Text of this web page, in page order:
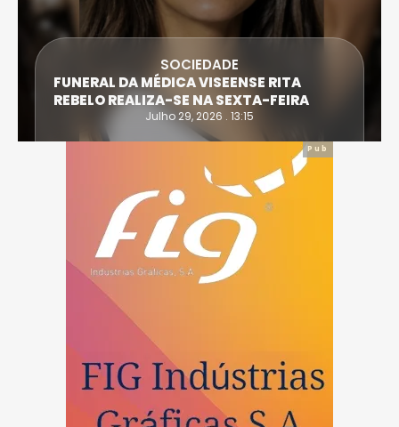
ATLETA DE CASTRO DAIRE SUPERA PROVA
EXTREMA DO TRIATLO E TORNA-SE
IRONWOMAN
Julho 28, 2026 . 16:14
Pub